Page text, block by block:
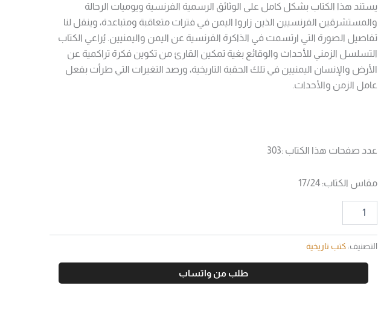
يستند هذا الكتاب بشكل كامل على الوثائق الرسمية الفرنسية ويوميات الرحالة
والمستشرقين الفرنسيين الذين زاروا اليمن في فترات متعاقبة ومتباعدة، وينقل لنا
تفاصيل الصورة التي ارتسمت في الذاكرة الفرنسية عن اليمن واليمنيين. يُراعي الكتاب
التسلسل الزمني للأحداث والوقائع بغية تمكين القارئ من تكوين فكرة تراكمية عن
الأرض والإنسان اليمنيين في تلك الحقبة التاريخية، ورصد التغيرات التي طرأت بفعل
عامل الزمن والأحداث.
عدد صفحات هذا الكتاب :303
مقاس الكتاب: 17/24
التصنيف:كتب تاريخية
طلب من واتساب